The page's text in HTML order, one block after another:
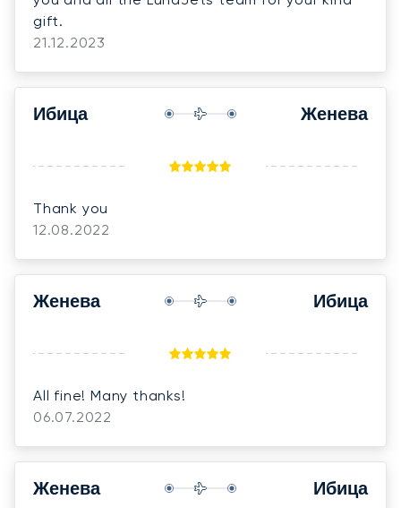
gift.
21.12.2023
Ибица Женева
Thank you
12.08.2022
Женева Ибица
All fine! Many thanks!
06.07.2022
Женева Ибица